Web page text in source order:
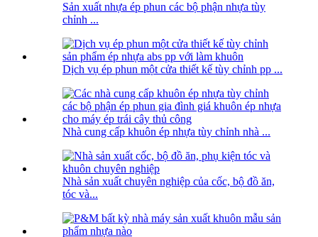
Sản xuất nhựa ép phun các bộ phận nhựa tùy
chỉnh ...
Dịch vụ ép phun một cửa thiết kế tùy chỉnh pp ...
Nhà cung cấp khuôn ép nhựa tùy chỉnh nhà ...
Nhà sản xuất chuyên nghiệp của cốc, bộ đồ ăn,
tóc và...